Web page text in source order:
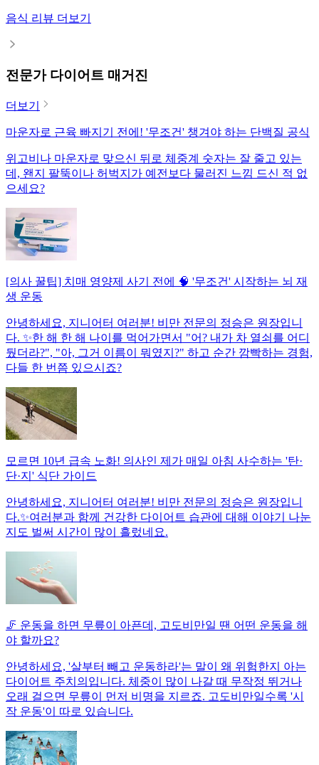
음식 리뷰 더보기
전문가 다이어트 매거진
더보기
마운자로 근육 빠지기 전에! '무조건' 챙겨야 하는 단백질 공식
위고비나 마운자로 맞으신 뒤로 체중계 숫자는 잘 줄고 있는
데, 왠지 팔뚝이나 허벅지가 예전보다 물러진 느낌 드신 적 없
으세요?
[의사 꿀팁] 치매 영양제 사기 전에 🧠 '무조건' 시작하는 뇌 재
생 운동
안녕하세요, 지니어터 여러분! 비만 전문의 정승은 원장입니
다. ✨한 해 한 해 나이를 먹어가면서 "어? 내가 차 열쇠를 어디
뒀더라?", "아, 그거 이름이 뭐였지?" 하고 순간 깜빡하는 경험,
다들 한 번쯤 있으시죠?
모르면 10년 급속 노화! 의사인 제가 매일 아침 사수하는 '탄·
단·지' 식단 가이드
안녕하세요, 지니어터 여러분! 비만 전문의 정승은 원장입니
다.✨여러분과 함께 건강한 다이어트 습관에 대해 이야기 나눈
지도 벌써 시간이 많이 흘렀네요.
🦵 운동을 하면 무릎이 아픈데, 고도비만일 땐 어떤 운동을 해
야 할까요?
안녕하세요, '살부터 빼고 운동하라'는 말이 왜 위험한지 아는
다이어트 주치의입니다. 체중이 많이 나갈 때 무작정 뛰거나
오래 걸으면 무릎이 먼저 비명을 지르죠. 고도비만일수록 '시
작 운동'이 따로 있습니다.